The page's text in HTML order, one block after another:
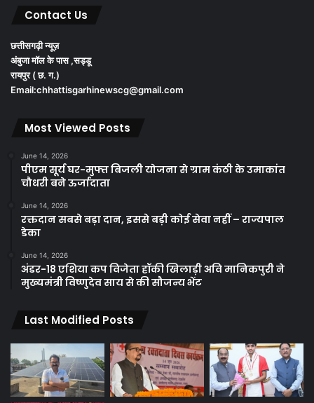
Contact Us
छत्तीसगढ़ी न्यूज़
अंबुजा मॉल के पास ,सड्डू
रायपुर ( छ. ग.)
Email:chhattisgarhinewscg@gmail.com
Most Viewed Posts
June 14, 2026
पीएम सूर्य घर-मुफ्त बिजली योजना से ग्राम कंठी के उमाकांत
चौधरी बने ऊर्जादाता
June 14, 2026
रक्तदान सबसे बड़ा दान, इससे बड़ी कोई सेवा नहीं – राज्यपाल
डेका
June 14, 2026
अंडर-18 एशिया कप विजेता हॉकी खिलाड़ी अवि मानिकपुरी ने
मुख्यमंत्री विष्णुदेव साय से की सौजन्य भेंट
Last Modified Posts